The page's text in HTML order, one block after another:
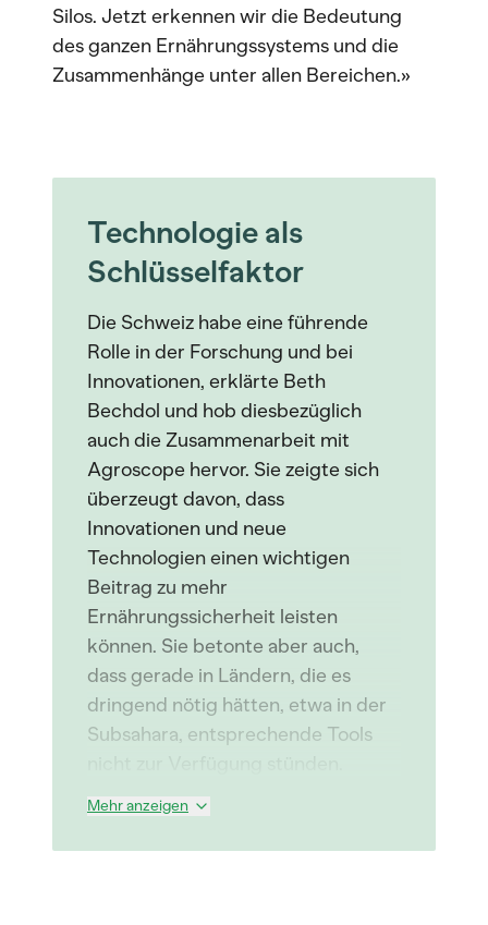
Silos. Jetzt erkennen wir die Bedeutung
des ganzen Ernährungssystems und die
Zusammenhänge unter allen Bereichen.»
Technologie als
Schlüsselfaktor
Die Schweiz habe eine führende
Rolle in der Forschung und bei
Innovationen, erklärte Beth
Bechdol und hob diesbezüglich
auch die Zusammenarbeit mit
Agroscope hervor. Sie zeigte sich
überzeugt davon, dass
Innovationen und neue
Technologien einen wichtigen
Beitrag zu mehr
Ernährungssicherheit leisten
können. Sie betonte aber auch,
dass gerade in Ländern, die es
dringend nötig hätten, etwa in der
Subsahara, entsprechende Tools
Mehr anzeigen